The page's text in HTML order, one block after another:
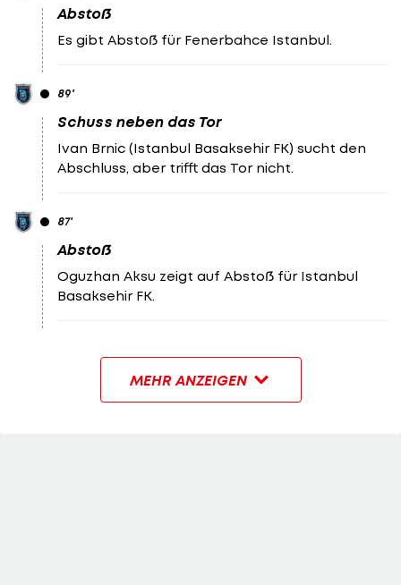
Abstoß
Es gibt Abstoß für Fenerbahce Istanbul.
89'
Schuss neben das Tor
Ivan Brnic (Istanbul Basaksehir FK) sucht den
Abschluss, aber trifft das Tor nicht.
87'
Abstoß
Oguzhan Aksu zeigt auf Abstoß für Istanbul
Basaksehir FK.
MEHR ANZEIGEN